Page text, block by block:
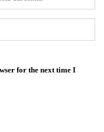
for the next time I